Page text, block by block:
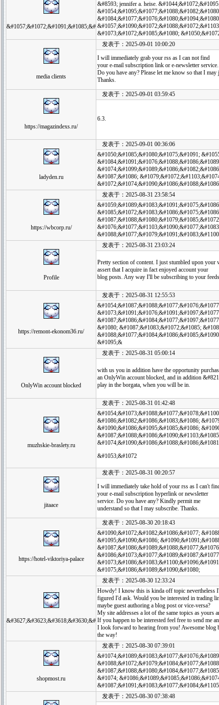
&#1057;&#1072;&#1091;&#1085;&#
&#8593; jennifer a. heise.
&#1073;&#1072;&#1085;&#1080;
media clients
发表于：2025-09-01 10:00:20
I will immediately grab your rss as I can not find
your e-mail subscription link or e-newsletter service.
Do you have any? Please let me know so that I may
Thanks.
https://magazindexs.ru/
发表于：2025-09-01 03:59:45
6.3.
ladyden.ru
发表于：2025-09-01 00:36:06
&#1050;&#1085;&#1080;&#1075;&#1091;
&#1087;&#1086;
https://wbcorp.ru/
发表于：2025-08-31 23:58:54
Profile
发表于：2025-08-31 23:03:24
Pretty section of content. I just stumbled upon your
assert that I acquire in fact enjoyed account your
blog posts. Any way I'll be subscribing to your
https://remont-ekonom36.ru/
发表于：2025-08-31 12:55:53
&#1080; &#1087;&#1083;&#1072;&#1085;
&#1095;&
OnlyWin account blocked
发表于：2025-08-31 05:00:14
with us you in addition have the opportunity
an OnlyWin account blocked, and in addition
play in the borgata, when you will be in.
muzhskie-braslety.ru
发表于：2025-08-31 01:42:48
&#1086;&#1082;&#1086;&#1083;&#1086;
&#1090;&#1086;&#1095;&#1085;&#1086;
&#1053;&#1072
jitaace
发表于：2025-08-31 00:20:57
I will immediately take hold of your rss as I can't
your e-mail subscription hyperlink or newsletter
service. Do you have any? Kindly permit me
understand so that I may subscribe. Thanks.
https://hotel-viktoriya-palace
发表于：2025-08-30 20:18:43
&#1090;&#1072;&#1082;&#1086;&#1077;
&#1095;&#1090;&#1086;
&#1075;&#1086;&#1089;&#1090;&#1080;
&#3627;&#3623;&#3618;&#3630;&#
发表于：2025-08-30 12:33:24
Howdy! I know this is kinda off topic nevertheless
figured I'd ask. Would you be interested in trading
maybe guest authoring a blog post or vice-versa?
My site addresses a lot of the same topics as yours
If you happen to be interested feel free to send me
I look forward to hearing from you! Awesome blog
the way!
shopmost.ru
发表于：2025-08-30 07:39:01
&#1074;
发表于：2025-08-30 07:38:48